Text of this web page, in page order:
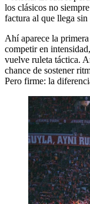
los clásicos no
factura al que llega sin
Ahí aparece la
competir en
vuelve ruleta táctica.
chance de sostener
Pero firme: la